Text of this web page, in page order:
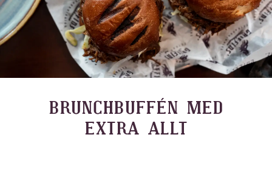
BRUNCHBUFFÉN MED
EXTRA ALLT